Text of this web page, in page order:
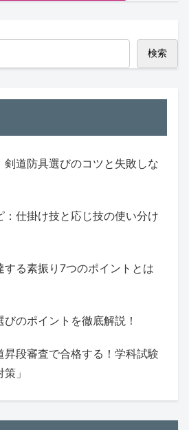
検索
剣道防具選びのコツと失敗しな
：仕掛け技と応じ技の使い分け
する素振り7つのポイントとは
のポイントを徹底解説！
昇段審査で合格する！学科試験
」